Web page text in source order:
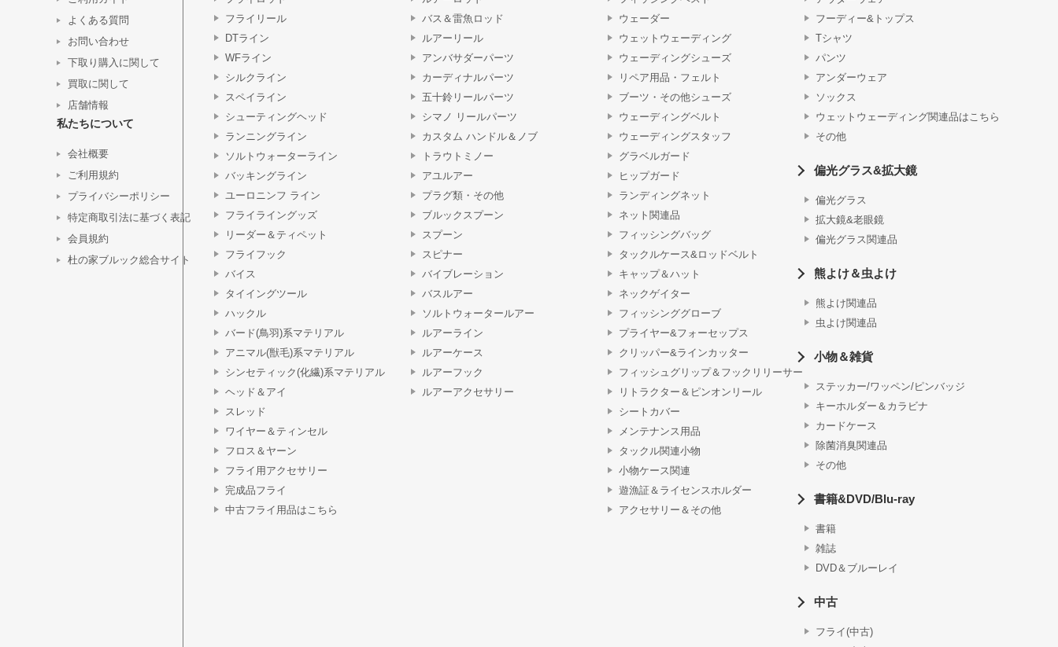
よくある質問
お問い合わせ
下取り購入に関して
買取に関して
店舗情報
私たちについて
会社概要
ご利用規約
プライバシーポリシー
特定商取引法に基づく表記
会員規約
杜の家ブルック総合サイト
フライリール
DTライン
WFライン
シルクライン
スペイライン
シューティングヘッド
ランニングライン
ソルトウォーターライン
バッキングライン
ユーロニンフ ライン
フライライングッズ
リーダー＆ティペット
フライフック
バイス
タイイングツール
ハックル
バード(鳥羽)系マテリアル
アニマル(獣毛)系マテリアル
シンセティック(化繊)系マテリアル
ヘッド＆アイ
スレッド
ワイヤー＆ティンセル
フロス＆ヤーン
フライ用アクセサリー
完成品フライ
中古フライ用品はこちら
バス＆雷魚ロッド
ルアーリール
アンバサダーパーツ
カーディナルパーツ
五十鈴リールパーツ
シマノ リールパーツ
カスタム ハンドル＆ノブ
トラウトミノー
アユルアー
プラグ類・その他
ブルックスプーン
スプーン
スピナー
バイブレーション
バスルアー
ソルトウォータールアー
ルアーライン
ルアーケース
ルアーフック
ルアーアクセサリー
ウェーダー
ウェットウェーディング
ウェーディングシューズ
リペア用品・フェルト
ブーツ・その他シューズ
ウェーディングベルト
ウェーディングスタッフ
グラベルガード
ヒップガード
ランディングネット
ネット関連品
フィッシングバッグ
タックルケース&ロッドベルト
キャップ＆ハット
ネックゲイター
フィッシンググローブ
プライヤー&フォーセップス
クリッパー&ラインカッター
フィッシュグリップ＆フックリリーサー
リトラクター＆ピンオンリール
シートカバー
メンテナンス用品
タックル関連小物
小物ケース関連
遊漁証＆ライセンスホルダー
アクセサリー＆その他
フーディー&トップス
Tシャツ
パンツ
アンダーウェア
ソックス
ウェットウェーディング関連品はこちら
その他
偏光グラス&拡大鏡
偏光グラス
拡大鏡&老眼鏡
偏光グラス関連品
熊よけ＆虫よけ
熊よけ関連品
虫よけ関連品
小物＆雑貨
ステッカー/ワッペン/ピンバッジ
キーホルダー＆カラビナ
カードケース
除菌消臭関連品
その他
書籍&DVD/Blu-ray
書籍
雑誌
DVD＆ブルーレイ
中古
フライ(中古)